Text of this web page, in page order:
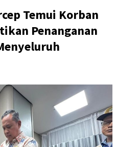
Temui Korban
Penanganan